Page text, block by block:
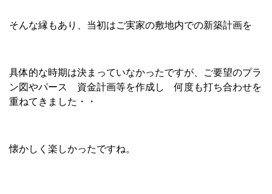
そんな縁もあり、当初はご実家の敷地内での新築計画を
具体的な時期は決まっていなかったですが、ご要望のプラ
ン図やパース 資金計画等を作成し 何度も打ち合わせを
重ねてきました・・
懐かしく楽しかったですね。